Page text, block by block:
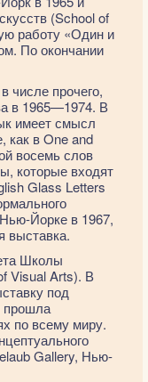
(School of
работу «Один и
По окончании
числе прочего,
в 1965—1974. В
имеет смысл
как в One and
восемь слов
которые входят
Glass Letters
Йорке в 1967,
выставка.
Школы
Visual Arts). В
под
прошла
по всему миру.
Gallery, Нью-